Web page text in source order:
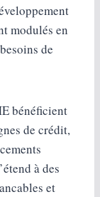
modulés en
de
bénéficient
de crédit,
à des
et